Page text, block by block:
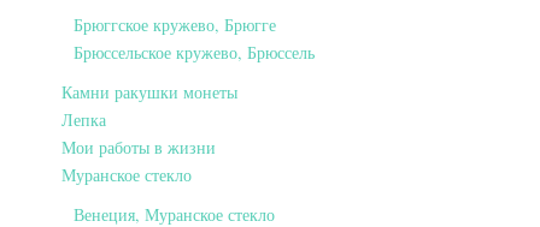
Брюггское кружево, Брюгге
Брюссельское кружево, Брюссель
Камни ракушки монеты
Лепка
Мои работы в жизни
Муранское стекло
Венеция, Муранское стекло